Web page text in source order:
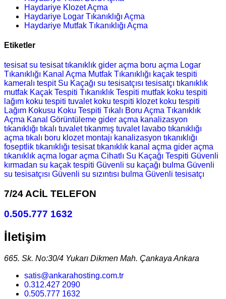
Haydariye Klozet Açma
Haydariye Logar Tıkanıklığı Açma
Haydariye Mutfak Tıkanıklığı Açma
Etiketler
tesisatsu tesisattıkanıklık gider açma boru açma Logar
Tıkanıklığı Kanal Açma Mutfak Tıkanıklığı kaçak tespiti
kameralı tespit Su Kaçağı su tesisatçısı tesisatçı tıkanıklık
mutfak Kaçak Tespiti Tıkanıklık Tespiti mutfak koku tespiti
lağım koku tespiti tuvalet koku tespiti klozet koku tespiti
Lağım Kokusu Koku Tespiti Tıkalı Boru Açma Tıkanıklık
Açma Kanal Görüntüleme gider açma kanalizasyon
tıkanıklığı tıkalı tuvalettıkanmış tuvalet lavabo tıkanıklığı
açma tıkalı boru klozet montajı kanalizasyon tıkanıklığı
foseptlik tıkanıklığı tesisattıkanıklık kanal açma gider açma
tıkanıklık açma logar açma Cihatlı Su Kaçağı Tespiti Güvenli
kırmadan su kaçak tespiti Güvenli su kaçağı bulma Güvenli
su tesisatçısı Güvenli su sızıntısı bulma Güvenli tesisatçı
7/24 ACİL TELEFON
0.505.777 1632
İletişim
665. Sk. No:30/4 Yukarı Dikmen Mah. Çankaya Ankara
satis@ankarahosting.com.tr
0.312.427 2090
0.505.777 1632